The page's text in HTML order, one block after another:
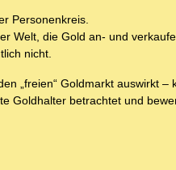
Personenkreis.
Welt, die Gold an- und
nicht.
„freien“ Goldmarkt auswirkt –
Goldhalter betrachtet und